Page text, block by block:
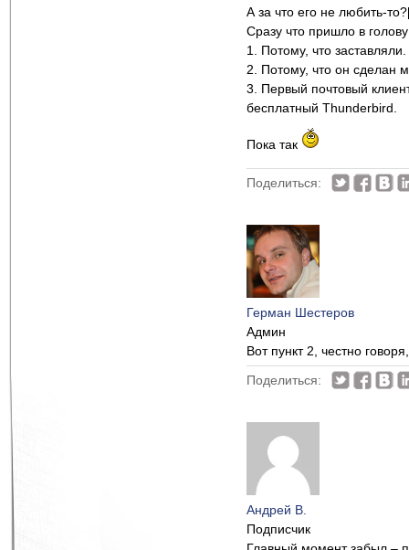
А за что его не любить-
Сразу что пришло в
1. Потому, что заставляли.
2. Потому, что он сделан
3. Первый почтовый
бесплатный Thunderbird.
Пока так
Поделиться:
Герман Шестеров
Админ
Вот пункт 2, честно
Поделиться:
Андрей В.
Подписчик